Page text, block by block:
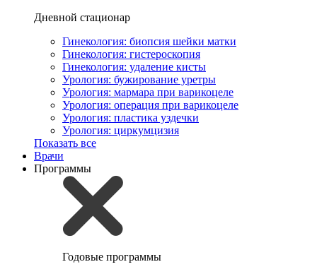
Дневной стационар
Гинекология: биопсия шейки матки
Гинекология: гистероскопия
Гинекология: удаление кисты
Урология: бужирование уретры
Урология: мармара при варикоцеле
Урология: операция при варикоцеле
Урология: пластика уздечки
Урология: циркумцизия
Показать все
Врачи
Программы
Годовые программы